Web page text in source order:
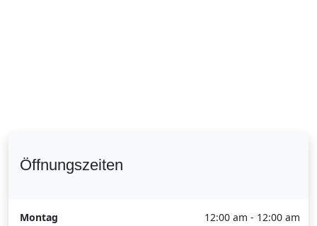
Öffnungszeiten
Montag 12:00 am - 12:00 am